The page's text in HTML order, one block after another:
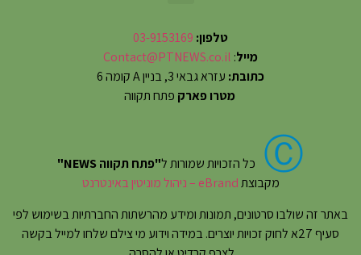
טלפון: 03-9153169
מייל:
Contact@PTNEWS.co.il
כתובת: עזרא גבאי 3, בניין A קומה 6
מטרו פארק פתח תקווה
Ⓒ כל הזכויות שמורות ל"פתח תקווה NEWS"
מקבוצתeBrand – ניהול מוניטין באינטרנט
באתר זה שולבו סרטונים, תמונות ומידע מהרשתות החברתיות בשימוש לפי
סעיף 27א לחוק זכויות יוצרים. במידה וידוע מי צילם שלחו למייל בקשה